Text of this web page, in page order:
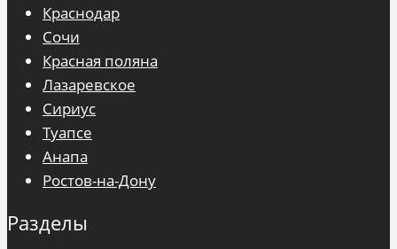
Краснодар
Сочи
Красная поляна
Лазаревское
Сириус
Туапсе
Анапа
Ростов-на-Дону
Разделы